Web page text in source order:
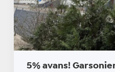
5% avans!